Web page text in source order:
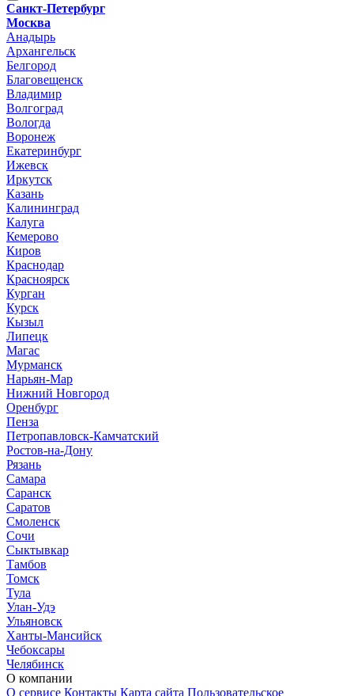
Санкт-Петербург
Москва
Анадырь
Архангельск
Белгород
Благовещенск
Владимир
Волгоград
Вологда
Воронеж
Екатеринбург
Ижевск
Иркутск
Казань
Калининград
Калуга
Кемерово
Киров
Краснодар
Красноярск
Курган
Курск
Кызыл
Липецк
Магас
Мурманск
Нарьян-Мар
Нижний Новгород
Оренбург
Пенза
Петропавловск-Камчатский
Ростов-на-Дону
Рязань
Самара
Саранск
Саратов
Смоленск
Сочи
Сыктывкар
Тамбов
Томск
Тула
Улан-Удэ
Ульяновск
Ханты-Мансийск
Чебоксары
Челябинск
О компании
О сервисе Контакты Карта сайта Пользовательское